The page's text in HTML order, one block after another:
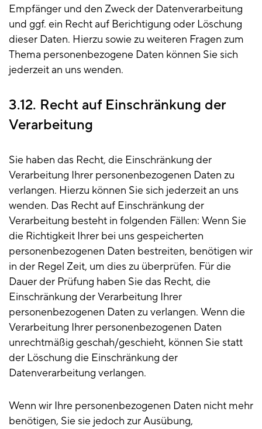
Empfänger und den Zweck der Datenverarbeitung
und ggf. ein Recht auf Berichtigung oder Löschung
dieser Daten. Hierzu sowie zu weiteren Fragen zum
Thema personenbezogene Daten können Sie sich
jederzeit an uns wenden.
3.12. Recht auf Einschränkung der
Verarbeitung
Sie haben das Recht, die Einschränkung der
Verarbeitung Ihrer personenbezogenen Daten zu
verlangen. Hierzu können Sie sich jederzeit an uns
wenden. Das Recht auf Einschränkung der
Verarbeitung besteht in folgenden Fällen: Wenn Sie
die Richtigkeit Ihrer bei uns gespeicherten
personenbezogenen Daten bestreiten, benötigen wir
in der Regel Zeit, um dies zu überprüfen. Für die
Dauer der Prüfung haben Sie das Recht, die
Einschränkung der Verarbeitung Ihrer
personenbezogenen Daten zu verlangen. Wenn die
Verarbeitung Ihrer personenbezogenen Daten
unrechtmäßig geschah/geschieht, können Sie statt
der Löschung die Einschränkung der
Datenverarbeitung verlangen.
Wenn wir Ihre personenbezogenen Daten nicht mehr
benötigen, Sie sie jedoch zur Ausübung,